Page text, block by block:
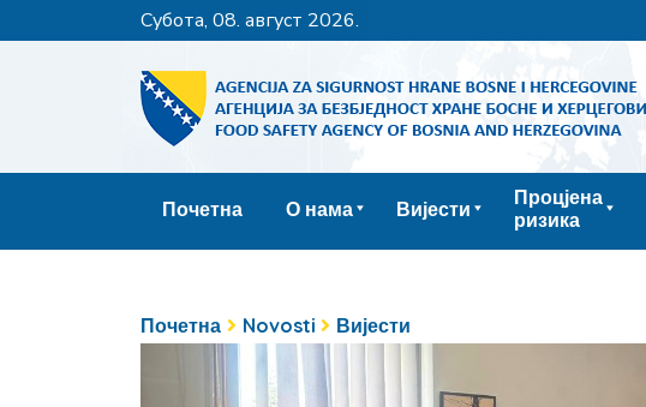
субота, 08. август 2026.
Почетна О нама Вијести
Процјена
ризика
Почетна Novosti Вијести